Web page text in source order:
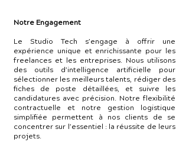
Notre Engagement
Le Studio Tech s’engage à offrir une
expérience unique et enrichissante pour les
freelances et les entreprises. Nous utilisons
des outils d’intelligence artificielle pour
sélectionner les meilleurs talents, rédiger des
fiches de poste détaillées, et suivre les
candidatures avec précision. Notre flexibilité
contractuelle et notre gestion logistique
simplifiée permettent à nos clients de se
concentrer sur l’essentiel : la réussite de leurs
projets.